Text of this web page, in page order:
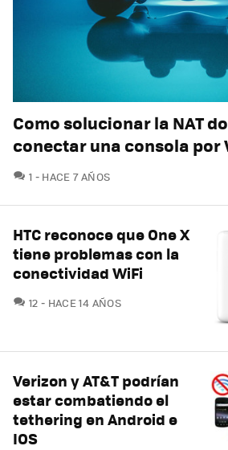
Como solucionar la NAT
conectar una consola por
1 COMENTARIOS
HACE 7 AÑOS
HTC reconoce que One X
tiene problemas con la
conectividad WiFi
12 COMENTARIOS
HACE 14 AÑOS
Verizon y AT&T podrían
estar combatiendo el
tethering en Android e
IOS